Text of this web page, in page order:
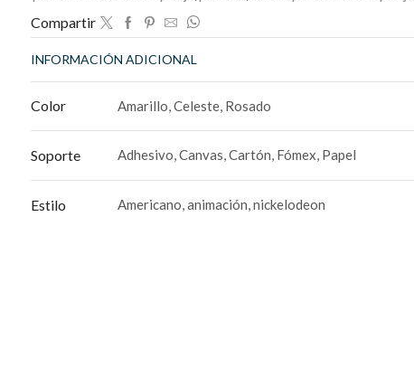
Compartir
INFORMACIÓN ADICIONAL
Color Amarillo, Celeste, Rosado
Soporte Adhesivo, Canvas, Cartón, Fómex, Papel
Estilo Americano, animación, nickelodeon